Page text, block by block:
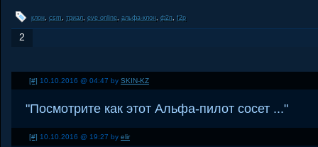
клон, csm, триал, eve online, альфа-клон, ф2п, f2p
2
[#] 10.10.2016 @ 04:47 by SKIN-KZ
"Посмотрите как этот Альфа-пилот сосет ..."
[#] 10.10.2016 @ 19:27 by elir